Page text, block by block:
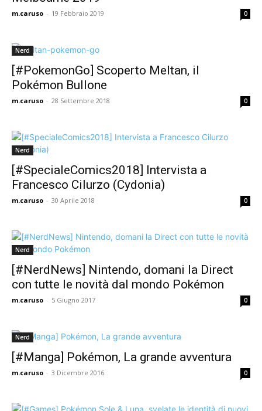
m.caruso - 19 Febbraio 2019 0
Nerd
[#PokemonGo] Scoperto Meltan, il
Pokémon Bullone
m.caruso - 28 Settembre 2018 0
Nerd
[#SpecialeComics2018] Intervista a
Francesco Cilurzo (Cydonia)
m.caruso - 30 Aprile 2018 0
Nerd
[#NerdNews] Nintendo, domani la Direct
con tutte le novità dal mondo Pokémon
m.caruso - 5 Giugno 2017 0
Nerd
[#Manga] Pokémon, La grande avventura
m.caruso - 3 Dicembre 2016 0